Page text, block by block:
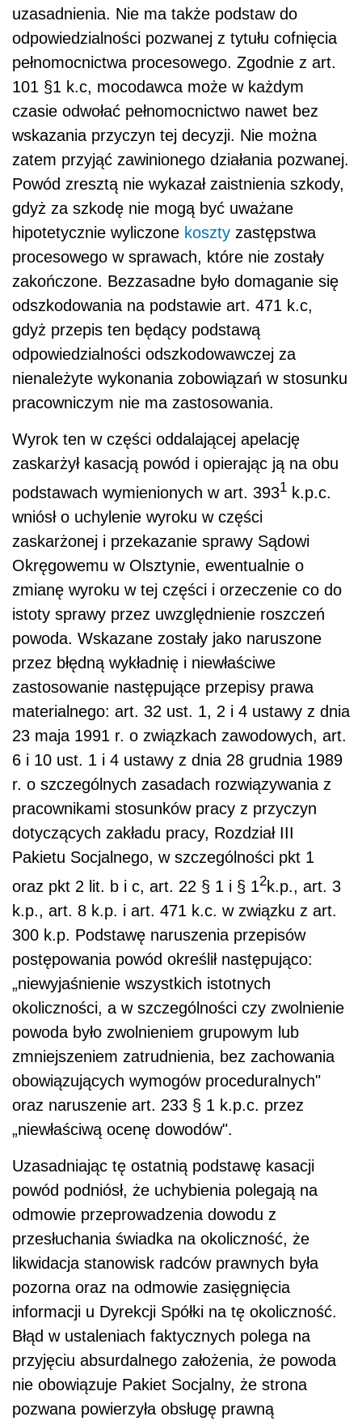
uzasadnienia. Nie ma także podstaw do
odpowiedzialności pozwanej z tytułu cofnięcia
pełnomocnictwa procesowego. Zgodnie z art.
101 §1 k.c, mocodawca może w każdym
czasie odwołać pełnomocnictwo nawet bez
wskazania przyczyn tej decyzji. Nie można
zatem przyjąć zawinionego działania pozwanej.
Powód zresztą nie wykazał zaistnienia szkody,
gdyż za szkodę nie mogą być uważane
hipotetycznie wyliczone koszty zastępstwa
procesowego w sprawach, które nie zostały
zakończone. Bezzasadne było domaganie się
odszkodowania na podstawie art. 471 k.c,
gdyż przepis ten będący podstawą
odpowiedzialności odszkodowawczej za
nienależyte wykonania zobowiązań w stosunku
pracowniczym nie ma zastosowania.
Wyrok ten w części oddalającej apelację
zaskarżył kasacją powód i opierając ją na obu
podstawach wymienionych w art. 3931 k.p.c.
wniósł o uchylenie wyroku w części
zaskarżonej i przekazanie sprawy Sądowi
Okręgowemu w Olsztynie, ewentualnie o
zmianę wyroku w tej części i orzeczenie co do
istoty sprawy przez uwzględnienie roszczeń
powoda. Wskazane zostały jako naruszone
przez błędną wykładnię i niewłaściwe
zastosowanie następujące przepisy prawa
materialnego: art. 32 ust. 1, 2 i 4 ustawy z dnia
23 maja 1991 r. o związkach zawodowych, art.
6 i 10 ust. 1 i 4 ustawy z dnia 28 grudnia 1989
r. o szczególnych zasadach rozwiązywania z
pracownikami stosunków pracy z przyczyn
dotyczących zakładu pracy, Rozdział III
Pakietu Socjalnego, w szczególności pkt 1
oraz pkt 2 lit. b i c, art. 22 § 1 i § 12k.p., art. 3
k.p., art. 8 k.p. i art. 471 k.c. w związku z art.
300 k.p. Podstawę naruszenia przepisów
postępowania powód określił następująco:
„niewyjaśnienie wszystkich istotnych
okoliczności, a w szczególności czy zwolnienie
powoda było zwolnieniem grupowym lub
zmniejszeniem zatrudnienia, bez zachowania
obowiązujących wymogów proceduralnych"
oraz naruszenie art. 233 § 1 k.p.c. przez
„niewłaściwą ocenę dowodów".
Uzasadniając tę ostatnią podstawę kasacji
powód podniósł, że uchybienia polegają na
odmowie przeprowadzenia dowodu z
przesłuchania świadka na okoliczność, że
likwidacja stanowisk radców prawnych była
pozorna oraz na odmowie zasięgnięcia
informacji u Dyrekcji Spółki na tę okoliczność.
Błąd w ustaleniach faktycznych polega na
przyjęciu absurdalnego założenia, że powoda
nie obowiązuje Pakiet Socjalny, że strona
pozwana powierzyła obsługę prawną